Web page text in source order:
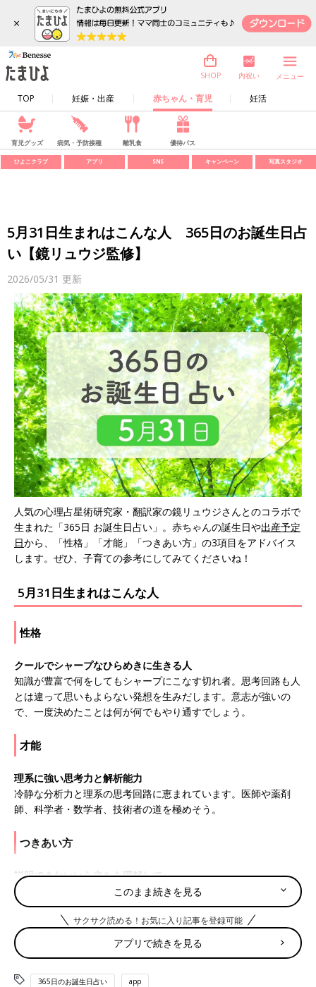
×
TOP 妊娠・出産 赤ちゃん・育児 妊活
SHOP 内祝い メニュー
育児グッズ 病気・予防接種 離乳食 優待パス
ひよこクラブ アプリ SNS キャンペーン 写真スタジオ
5月31日生まれはこんな人 365日のお誕生日占
い【鏡リュウジ監修】
2026/05/31 更新
人気の心理占星術研究家・翻訳家の鏡リュウジさんとのコラボで
生まれた「365日 お誕生日占い」。赤ちゃんの誕生日や出産予定
日から、「性格」「才能」「つきあい方」の3項目をアドバイス
します。ぜひ、子育ての参考にしてみてくださいね！
5月31日生まれはこんな人
性格
クールでシャープなひらめきに生きる人
知識が豊富で何をしてもシャープにこなす切れ者。思考回路も人
とは違って思いもよらない発想を生みだします。意志が強いの
で、一度決めたことは何が何でもやり通すでしょう。
才能
理系に強い思考力と解析能力
冷静な分析力と理系の思考回路に恵まれています。医師や薬剤
師、科学者・数学者、技術者の道を極めそう。
つきあい方
説明できないいら立ちを理解して
ひらめきは素晴らしいのに、説明するのが苦手。そのため誤解が
多いかも。ママが手伝って言葉を引き出してあげて。
世界禁煙デー
このまま続きを見る
サクサク読める！お気に入り記事を登録可能
アプリで続きを見る
365日のお誕生日占い app